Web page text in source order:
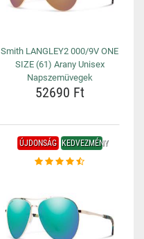
Smith LANGLEY2 000/9V ONE
SIZE (61) Arany Unisex
Napszemüvegek
52690 Ft
ÚJDONSÁG KEDVEZMÉNY